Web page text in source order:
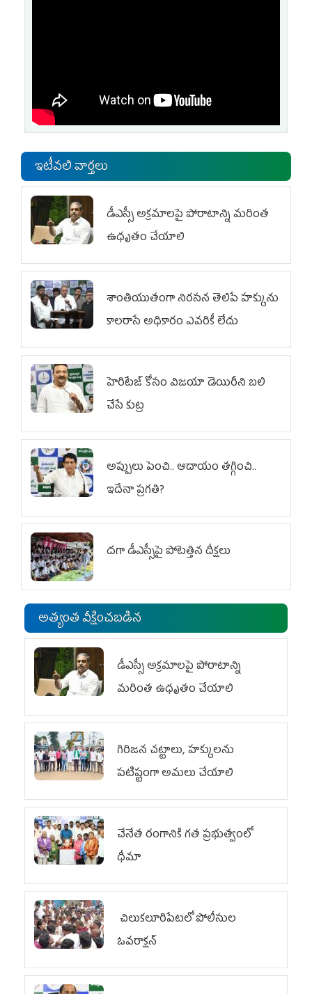
ఇటీవలి వార్తలు
డీఎస్సీ అక్రమాలపై పోరాటాన్ని మరింత
ఉధృతం చేయాలి
శాంతియుతంగా నిరసన తెలిపే హక్కును
కాలరాసే అధికారం ఎవరికీ లేదు
హెరిటేజ్ కోసం విజయా డెయిరీని బలి
చేసే కుట్ర‌
అప్పులు పెంచి.. ఆదాయం తగ్గించి..
ఇదేనా ప్రగతి?
దగా డీఎస్సీపై పోటెత్తిన దీక్షలు
అత్యంత వీక్షించబడిన
డీఎస్సీ అక్రమాలపై పోరాటాన్ని
మరింత ఉధృతం చేయాలి
గిరిజన చట్టాలు, హక్కులను
పటిష్టంగా అమలు చేయాలి
చేనేత రంగానికి గత ప్రభుత్వంలో
ధీమా
చిలుక‌లూరిపేట‌లో పోలీసుల
ఓవ‌రాక్ష‌న్‌